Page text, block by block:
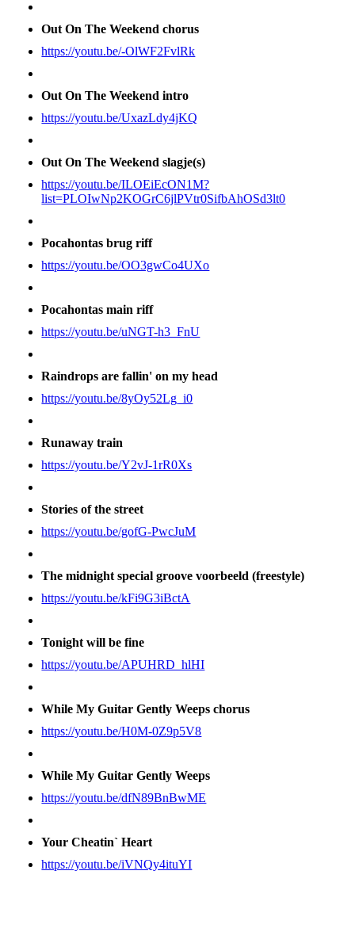
Out On The Weekend chorus
https://youtu.be/-OlWF2FvlRk
Out On The Weekend intro
https://youtu.be/UxazLdy4jKQ
Out On The Weekend slagje(s)
https://youtu.be/ILOEiEcON1M?
list=PLOIwNp2KOGrC6jlPVtr0SifbAhOSd3lt0
Pocahontas brug riff
https://youtu.be/OO3gwCo4UXo
Pocahontas main riff
https://youtu.be/uNGT-h3_FnU
Raindrops are fallin' on my head
https://youtu.be/8yOy52Lg_i0
Runaway train
https://youtu.be/Y2vJ-1rR0Xs
Stories of the street
https://youtu.be/gofG-PwcJuM
The midnight special groove voorbeeld (freestyle)
https://youtu.be/kFi9G3iBctA
Tonight will be fine
https://youtu.be/APUHRD_hlHI
While My Guitar Gently Weeps chorus
https://youtu.be/H0M-0Z9p5V8
While My Guitar Gently Weeps
https://youtu.be/dfN89BnBwME
Your Cheatin` Heart
https://youtu.be/iVNQy4ituYI